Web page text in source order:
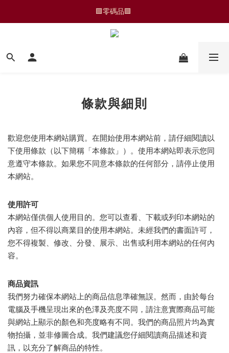
🆕 運動褲/家居褲
🟩零碼品🟩
🆕 運動褲/家居褲
條款與細則
歡迎您使用本網站購買。在開始使用本網站前，請仔細閱讀以
下使用條款（以下簡稱「本條款」）。使用本網站即表示您同
意遵守本條款。如果您不同意本條款的任何部分，請停止使用
本網站。
使用許可
本網站僅供個人使用目的。您可以查看、下載或列印本網站的
內容，但不得以商業目的使用本網站。未經我們的書面許可，
您不得複製、修改、分發、展示、出售或利用本網站的任何內
容。
商品資訊
我們努力確保本網站上的商品信息準確無誤。然而，由於每台
電腦及手機呈現出來的色澤及亮度不同，請注意實際商品可能
與網站上顯示的顏色和亮度略有不同。我們的商品照片均為實
物拍攝，並非修圖合成。我們建議您仔細閱讀商品描述和資
訊，以充分了解商品的特性。